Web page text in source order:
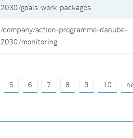
2030/goals-work-packages
/company/action-programme-danube-
2030/monitoring
5 6 7 8 9 10